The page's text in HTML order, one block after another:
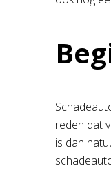
reden dat
is dan